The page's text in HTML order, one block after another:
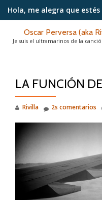
contenido
Hola, me alegra que
Oscar Perversa (aka
Je suis el ultramarinos de la
LA FUNCIÓN
Rivilla 2s comentarios